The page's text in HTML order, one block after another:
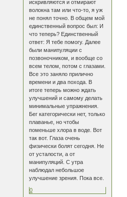
искривляются и отмирают
волокна там или что-то, я уж
не понял точно. В общем мой
единственный вопрос был: И
что теперь? Единственный
ответ: Я тебе помогу. Далее
были манипуляции с
позвоночником, и вообще со
всем телом, потом с глазами.
Все это заняло прилично
времени и два похода. В
итоге теперь можно ждать
улучшений и самому делать
минимальные упражнения.
Бег категорически нет, только
плаванье, но чтобы
поменьше хлора в воде. Вот
так вот. Глаза очень
физически болят сегодня. Не
от усталости, а от
манипуляций. С утра
наблюдал небольшое
улучшение зрения. Пока все.
0